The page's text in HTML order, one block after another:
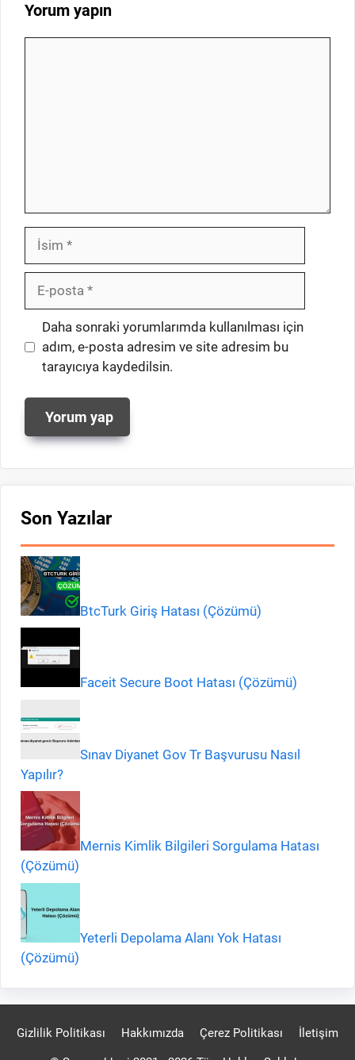
Yorum yapın
İsim
posta
İnternet
sitesi
Daha sonraki yorumlarımda kullanılması için
adım, e-posta adresim ve site adresim bu
tarayıcıya kaydedilsin.
Son Yazılar
BtcTurk Giriş Hatası (Çözümü)
Faceit Secure Boot Hatası (Çözümü)
Sınav Diyanet Gov Tr Başvurusu Nasıl
Yapılır?
Mernis Kimlik Bilgileri Sorgulama Hatası
(Çözümü)
Yeterli Depolama Alanı Yok Hatası
(Çözümü)
Gizlilik Politikası Hakkımızda Çerez Politikası İletişim